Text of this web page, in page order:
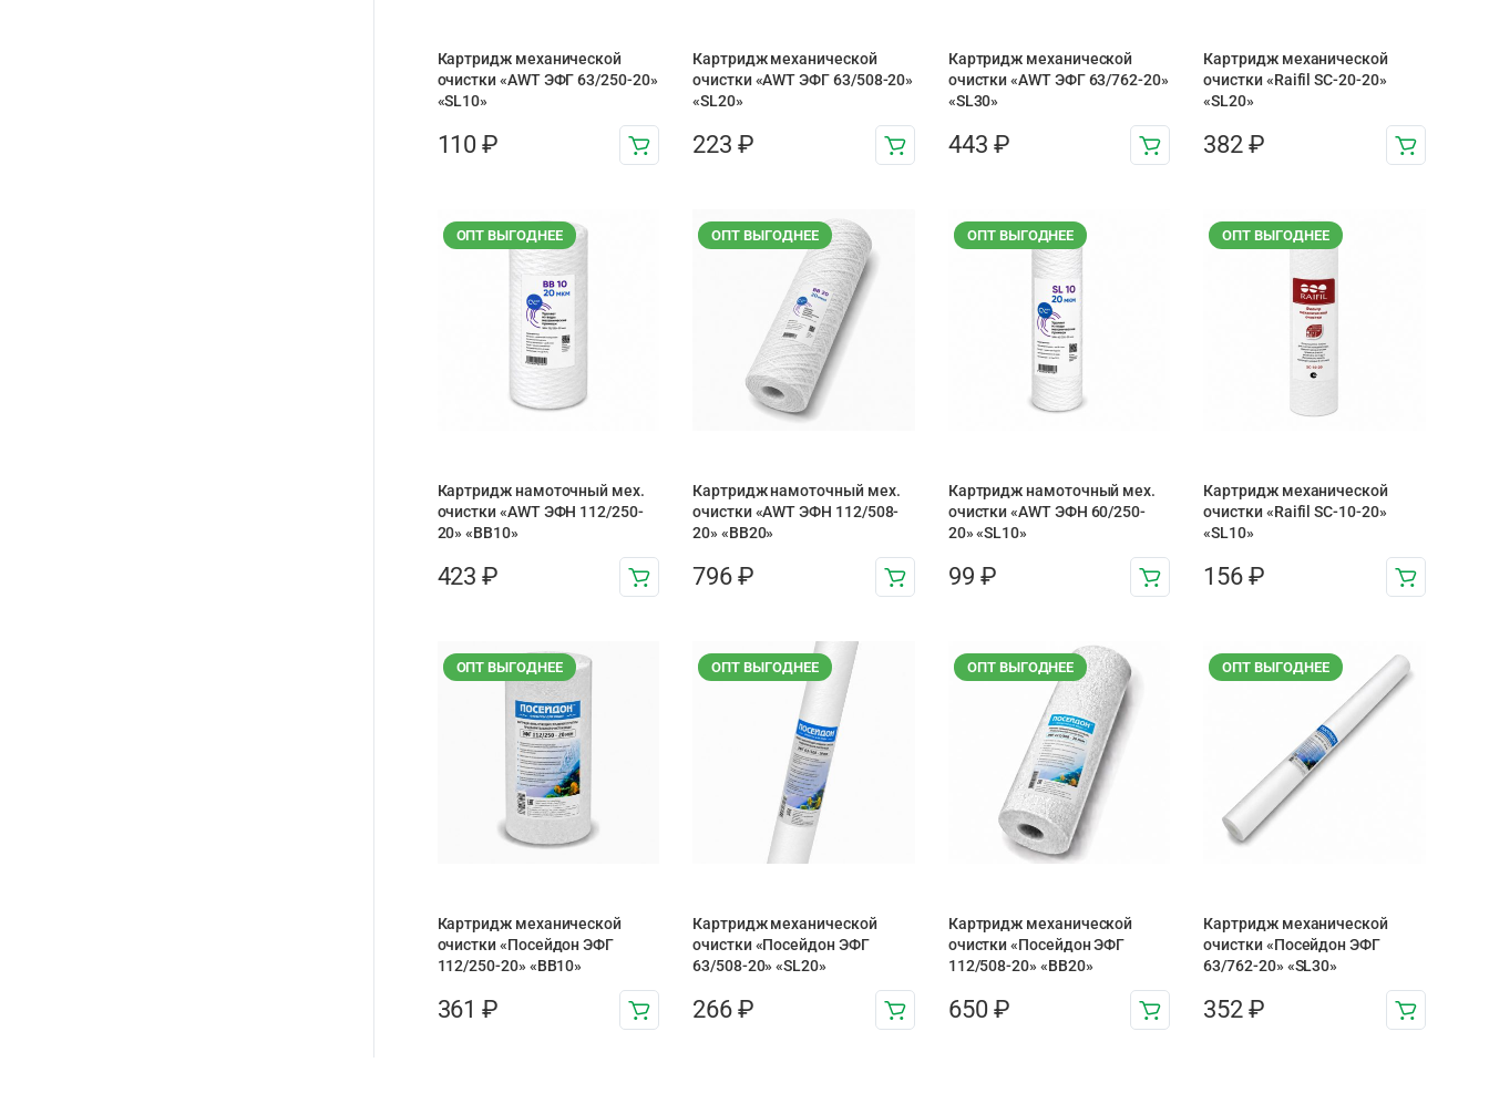
Картридж механической
очистки «AWT ЭФГ 63/250-20»
«SL10»
110₽
Картридж механической
очистки «AWT ЭФГ 63/508-20»
«SL20»
223₽
Картридж механической
очистки «AWT ЭФГ 63/762-20»
«SL30»
443 ₽
Картридж механической
очистки «Raifil SC-20-20»
«SL20»
382₽
ОПТ ВЫГОДНЕЕ
Картридж намоточный мех.
очистки «AWT ЭФН 112/250-
20» «BB10»
423₽
ОПТ ВЫГОДНЕЕ
Картридж намоточный мех.
очистки «AWT ЭФН 112/508-
20» «BB20»
796₽
ОПТ ВЫГОДНЕЕ
Картридж намоточный мех.
очистки «AWT ЭФН 60/250-
20» «SL10»
99 ₽
ОПТ ВЫГОДНЕЕ
Картридж механической
очистки «Raifil SC-10-20»
«SL10»
156₽
ОПТ ВЫГОДНЕЕ
Картридж механической
очистки «Посейдон ЭФГ
112/250-20» «ВВ10»
361₽
ОПТ ВЫГОДНЕЕ
Картридж механической
очистки «Посейдон ЭФГ
63/508-20» «SL20»
266₽
ОПТ ВЫГОДНЕЕ
Картридж механической
очистки «Посейдон ЭФГ
112/508-20» «ВВ20»
650 ₽
ОПТ ВЫГОДНЕЕ
Картридж механической
очистки «Посейдон ЭФГ
63/762-20» «SL30»
352₽